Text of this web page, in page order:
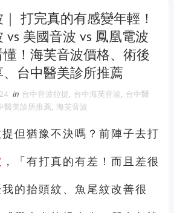
打完真的有感變年輕！
vs 美國音波 vs 鳳凰電波
！海芙音波價格、術後
台中醫美診所推薦
in 台中音波拉提, 台中海芙音波, 台中醫
醫美診所推薦, 海芙音波
但猶豫不決嗎？前陣子去打
，「有打真的有差！而且差很
的抬頭紋、魚尾紋改善很
冷氣維修 官網 大金冷氣維修
維修冷氣
冷氣維修 官網 大金冷